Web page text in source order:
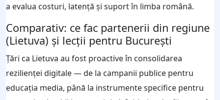
a evalua costuri, latență și suport în limba română.
Comparativ: ce fac partenerii din regiune
(Lietuva) și lecții pentru București
Țări ca Lietuva au fost proactive în consolidarea
rezilienței digitale — de la campanii publice pentru
educația media, până la instrumente specifice pentru